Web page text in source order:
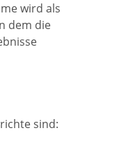
wird als
dem die
sind: